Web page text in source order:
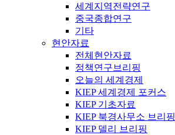
세계지역전략연구
중국종합연구
기타
현안자료
전체현안자료
정책연구브리핑
오늘의 세계경제
KIEP 세계경제 포커스
KIEP 기초자료
KIEP 북경사무소 브리핑
KIEP 델리 브리핑